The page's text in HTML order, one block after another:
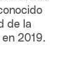
de la
2019.